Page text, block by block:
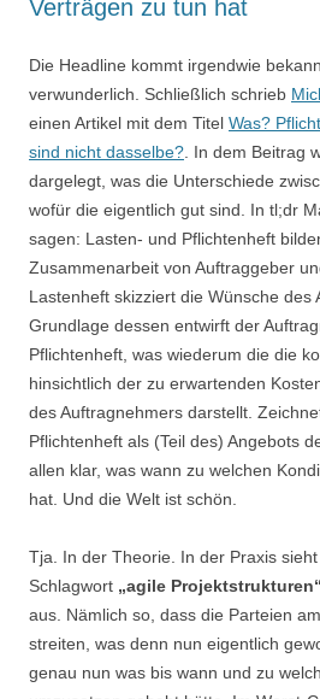
Verträgen zu tun hat
Die Headline kommt irgendwie
verwunderlich. Schließlich schrieb
einen Artikel mit dem Titel Was?
sind nicht dasselbe? . In dem Beitrag
dargelegt, was die Unterschiede
wofür die eigentlich gut sind. In tl;dr
sagen: Lasten- und Pflichtenheft
Zusammenarbeit von Auftraggeber
Lastenheft skizziert die Wünsche des
Grundlage dessen entwirft der
Pflichtenheft, was wiederum die die
hinsichtlich der zu erwartenden
des Auftragnehmers darstellt.
Pflichtenheft als (Teil des) Angebots
allen klar, was wann zu welchen
hat. Und die Welt ist schön.
Tja. In der Theorie. In der Praxis
Schlagwort „agile Projektstrukturen“
aus. Nämlich so, dass die Parteien
streiten, was denn nun eigentlich
genau nun was bis wann und zu